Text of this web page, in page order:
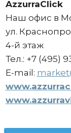
AzzurraClick
Наш офис в
ул.
4-й этаж
Тел.: +7 (495)
E-mail: